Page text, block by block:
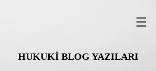
HUKUKİ BLOG YAZILARI